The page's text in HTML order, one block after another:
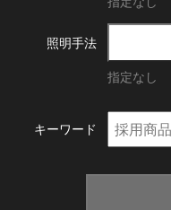
照明手法
指定なし
キーワード